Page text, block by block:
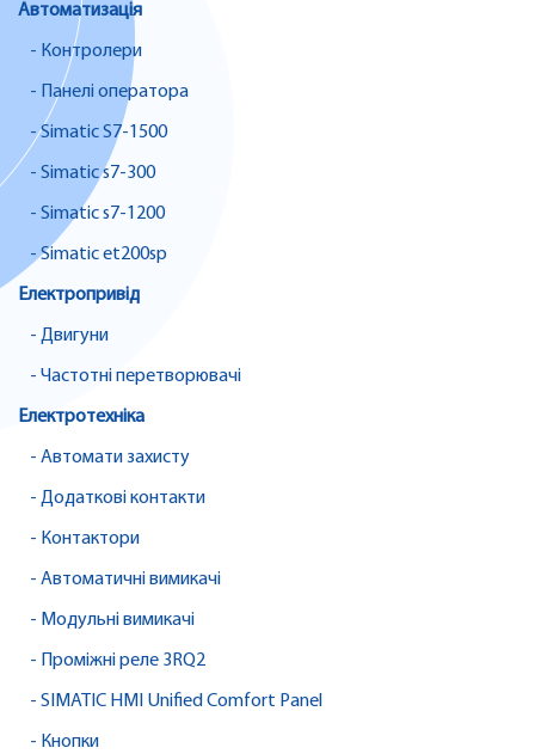
Автоматизація
- Контролери
- Панелі оператора
- Simatic S7-1500
- Simatic s7-300
- Simatic s7-1200
- Simatic et200sp
Електропривід
- Двигуни
- Частотні перетворювачі
Електротехніка
- Автомати захисту
- Додаткові контакти
- Контактори
- Автоматичні вимикачі
- Модульні вимикачі
- Проміжні реле 3RQ2
- SIMATIC HMI Unified Comfort Panel
- Кнопки